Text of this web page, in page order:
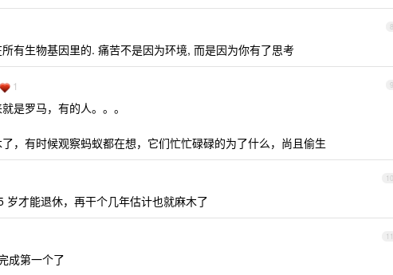
8
有生物基因里的. 痛苦不是因为环境, 而是因为你有了思考
9
1
是罗马，有的人。。。
，有时候观察蚂蚁都在想，它们忙忙碌碌的为了什么，尚且偷生
10
岁才能退休，再干个几年估计也就麻木了
11
成第一个了